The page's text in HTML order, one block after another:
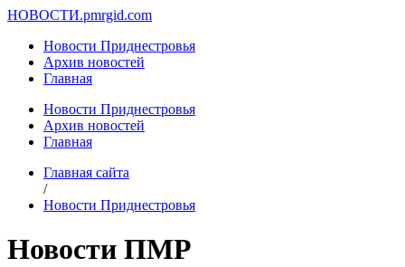
НОВОСТИ.pmrgid.com
Новости Приднестровья
Архив новостей
Главная
Новости Приднестровья
Архив новостей
Главная
Главная сайта
/
Новости Приднестровья
Новости ПМР